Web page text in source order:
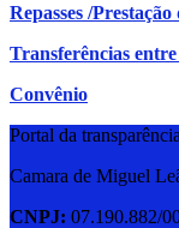
Repasses /
Transferências
Convênio
Portal da
Camara de Miguel
CNPJ: 07.190.882/